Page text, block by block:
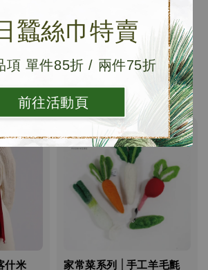
蠶絲巾特賣
項 單件85折 / 兩件75折
前往活動頁
柔質感，
搭。
什米
家常菜系列 | 手工羊毛氈